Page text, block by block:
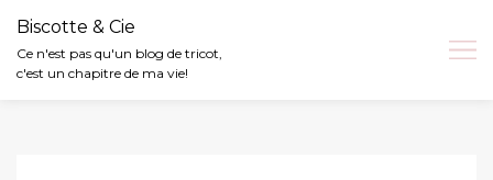
Biscotte & Cie
Ce n'est pas qu'un blog de tricot,
c'est un chapitre de ma vie!